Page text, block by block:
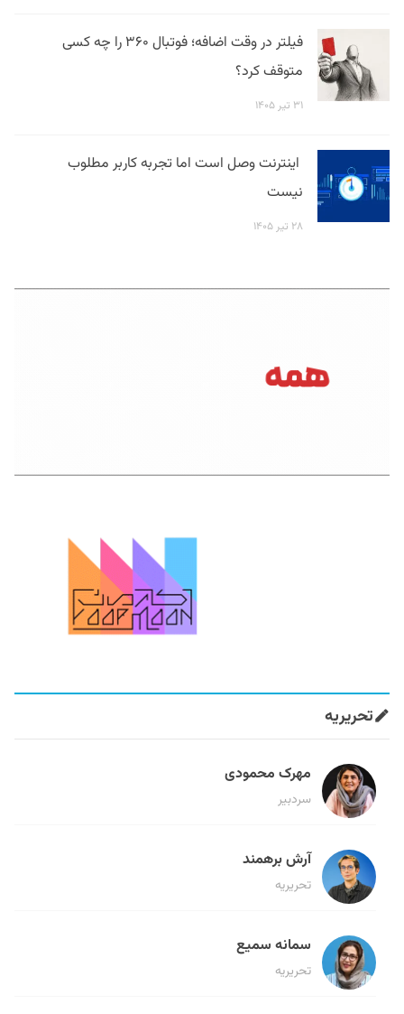
فیلتر در وقت اضافه؛ فوتبال ۳۶۰ را چه کسی
متوقف کرد؟
۳۱ تیر ۱۴۰۵
اینترنت وصل است اما تجربه کاربر مطلوب
نیست
۲۸ تیر ۱۴۰۵
تحریریه
مهرک محمودی
سردبیر
آرش برهمند
تحریریه
سمانه سمیع
تحریریه